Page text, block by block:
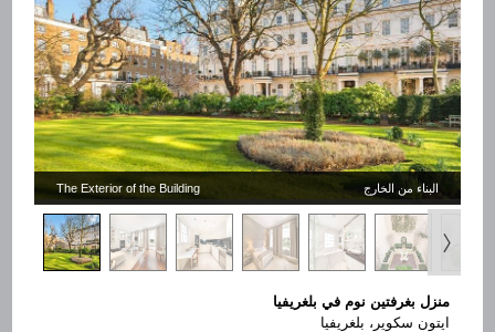
البناء من الخارج The Exterior of the Building
منزل بغرفتين نوم في بلغريفيا
ايتون سكوير، بلغريفيا